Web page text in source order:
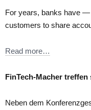
For years, banks have
customers to share
Read more…
FinTech-Macher treffen
Neben dem